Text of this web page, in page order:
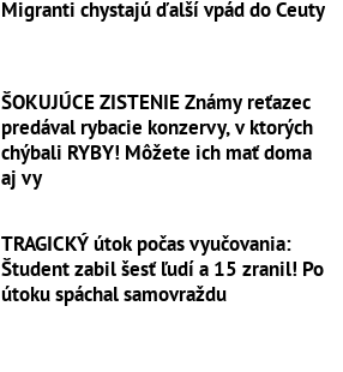
Migranti chystajú ďalší vpád do Ceuty
ŠOKUJÚCE ZISTENIE Známy reťazec
predával rybacie konzervy, v ktorých
chýbali RYBY! Môžete ich mať doma
aj vy
TRAGICKÝ útok počas vyučovania:
Študent zabil šesť ľudí a 15 zranil! Po
útoku spáchal samovraždu